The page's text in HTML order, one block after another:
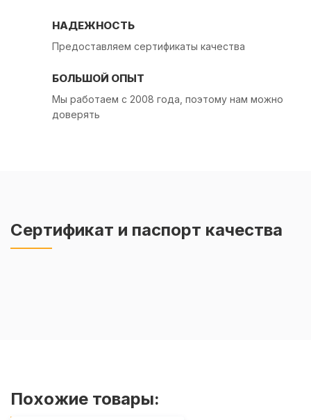
НАДЕЖНОСТЬ
Предоставляем сертификаты качества
БОЛЬШОЙ ОПЫТ
Мы работаем с 2008 года, поэтому нам можно
доверять
Сертификат и паспорт качества
Похожие товары: